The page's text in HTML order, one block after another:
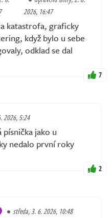
2026, 16:47
katastrofa, graficky
když bylo u sebe
odklad se dal
7
2026, 5:24
písnička jako u
nedalo první roky
2
středa, 3. 6. 2026, 10:48